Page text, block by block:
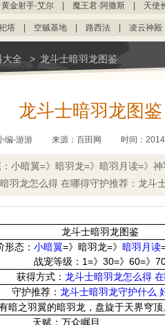
黄金射手·艾尔 魔王君·阿撒斯 天使
塔 空贼基地 路西法 凌云神殿
大全 > 龙斗士暗羽龙图鉴
龙斗士暗羽龙图鉴
编-游游 来源： 百田网 时间：
小暗翼=》暗羽龙=》暗羽月读=》
羽龙怎么得 在哪得守护推荐：龙斗
龙斗士暗羽龙图鉴
形态： 小暗翼=》暗羽龙=》 暗羽月读
战宠等级：1=》30=》60=》
获得方式： 龙斗士暗羽龙怎么得
守护推荐： 龙斗士暗羽龙守护什么
暗之羽翼的暗羽龙，盘旋于天界穹顶
天赋：万众瞩目